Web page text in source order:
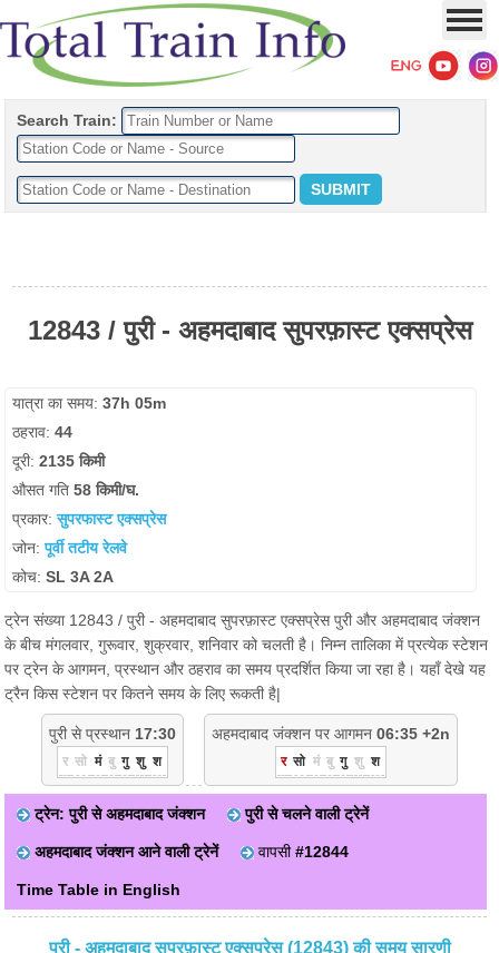
Search Train:
12843 / पुरी - अहमदाबाद सुपरफ़ास्ट एक्सप्रेस
यात्रा का समय:37h 05m
ठहराव:44
दूरी:2135 किमी
औसत गति58 किमी/घ.
प्रकार:सुपरफास्ट एक्सप्रेस
जोन:पूर्वी तटीय रेलवे
कोच:SL 3A 2A
ट्रेन संख्या 12843 / पुरी - अहमदाबाद सुपरफ़ास्ट एक्सप्रेस पुरी और अहमदाबाद जंक्शन
के बीच मंगलवार, गुरूवार, शुक्रवार, शनिवार को चलती है। निम्न तालिका में प्रत्येक स्टेशन
पर ट्रेन के आगमन, प्रस्थान और ठहराव का समय प्रदर्शित किया जा रहा है। यहाँ देखे यह
ट्रैन किस स्टेशन पर कितने समय के लिए रूकती है|
पुरी से प्रस्थान 17:30
र सो मं बु गु शु श
अहमदाबाद जंक्शन पर आगमन 06:35 +2n
र सो मं बु गु शु श
ट्रेन: पुरी से अहमदाबाद जंक्शन पुरी से चलने वाली ट्रेनें
अहमदाबाद जंक्शन आने वाली ट्रेनें वापसी#12844
Time Table in English
पुरी - अहमदाबाद सुपरफ़ास्ट एक्सप्रेस (12843) की समय सारणी